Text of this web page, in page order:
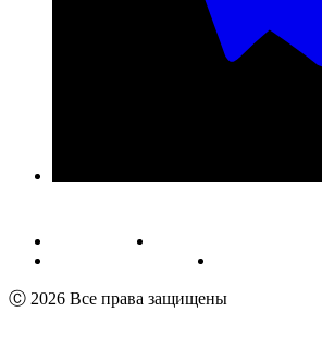
Публичная оферта
Пользовательское соглашение
Ⓒ 2026 Все права защищены